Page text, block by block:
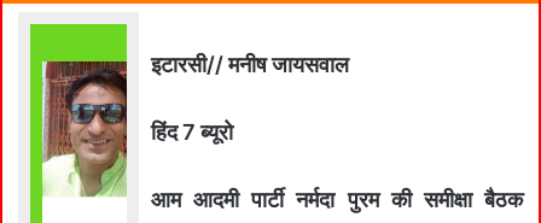
इटारसी// मनीष जायसवाल
हिंद 7 ब्यूरो
आम आदमी पार्टी नर्मदा पुरम की समीक्षा बैठक